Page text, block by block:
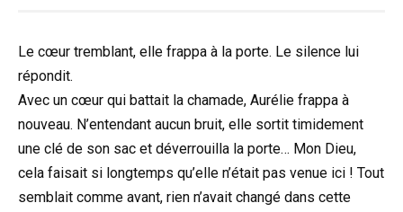
Le cœur tremblant, elle frappa à la porte. Le silence lui
répondit.
Avec un cœur qui battait la chamade, Aurélie frappa à
nouveau. N’entendant aucun bruit, elle sortit timidement
une clé de son sac et déverrouilla la porte… Mon Dieu,
cela faisait si longtemps qu’elle n’était pas venue ici ! Tout
semblait comme avant, rien n’avait changé dans cette